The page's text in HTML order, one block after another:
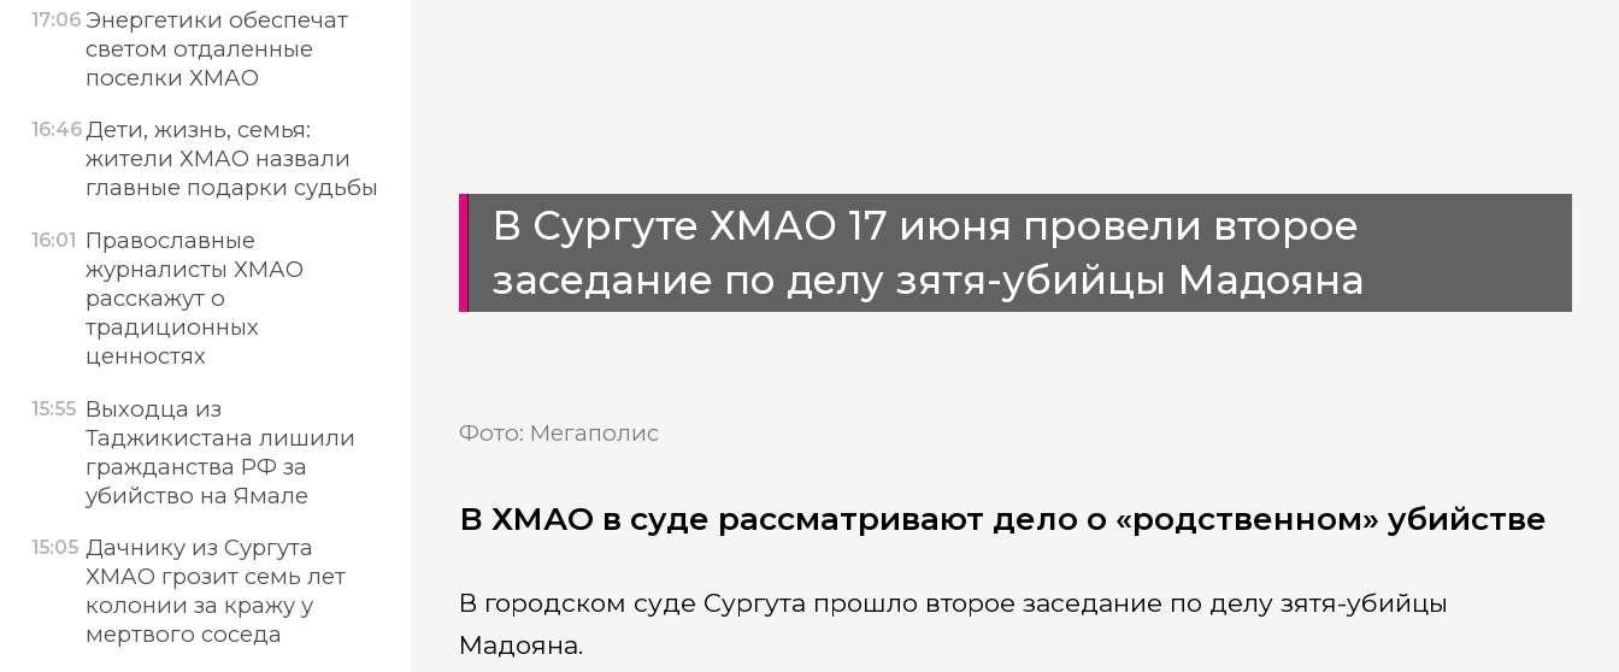
В Сургуте ХМАО 17 июня провели второе
заседание по делу зятя-убийцы Мадояна
Фото: Мегаполис
В ХМАО в суде рассматривают дело о «родственном» убийстве
В городском суде Сургута прошло второе заседание по делу зятя-убийцы
Мадояна.
17:06 Энергетики обеспечат
светом отдаленные
поселки ХМАО
16:46Дети, жизнь, семья:
жители ХМАО назвали
главные подарки судьбы
16:01 Православные
журналисты ХМАО
расскажут о
традиционных
ценностях
15:55 Выходца из
Таджикистана лишили
гражданства РФ за
убийство на Ямале
15:05 Дачнику из Сургута
ХМАО грозит семь лет
колонии за кражу у
мертвого соседа